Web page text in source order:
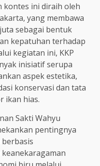
kontes ini diraih oleh
yang membawa
sebagai bentuk
kepatuhan terhadap
kegiatan ini, KKP
inisiatif serupa
aspek estetika,
konservasi dan tata
ikan hias.
Sakti Wahyu
pentingnya